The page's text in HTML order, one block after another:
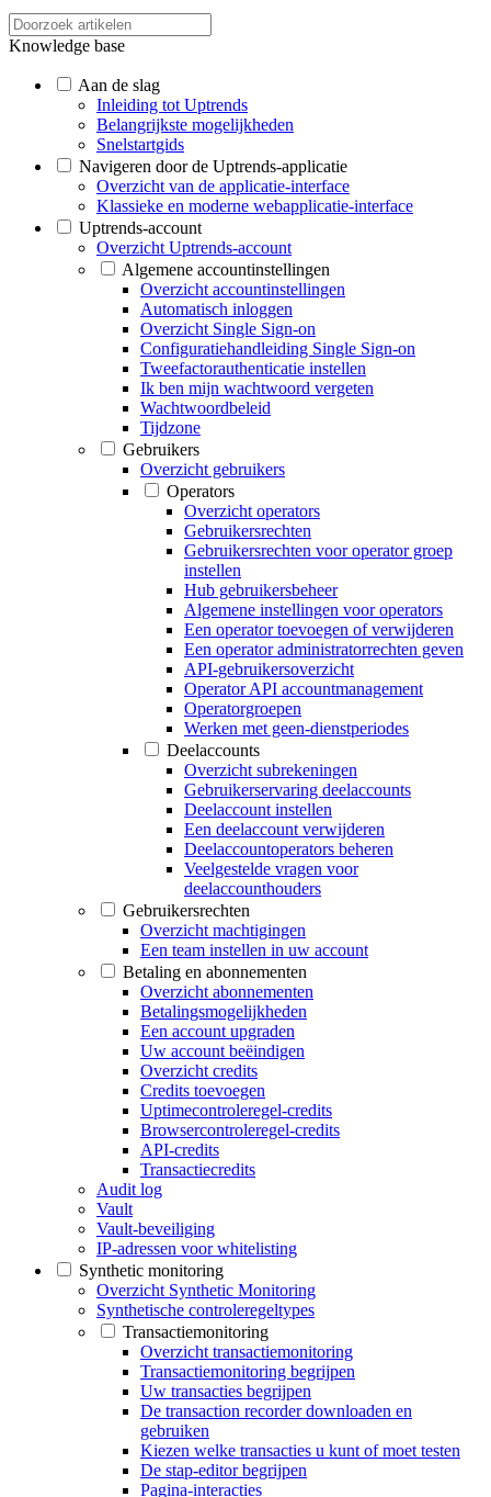
Knowledge base
Aan de slag
Inleiding tot Uptrends
Belangrijkste mogelijkheden
Snelstartgids
Navigeren door de Uptrends-applicatie
Overzicht van de applicatie-interface
Klassieke en moderne webapplicatie-interface
Uptrends-account
Overzicht Uptrends-account
Algemene accountinstellingen
Overzicht accountinstellingen
Automatisch inloggen
Overzicht Single Sign-on
Configuratiehandleiding Single Sign-on
Tweefactorauthenticatie instellen
Ik ben mijn wachtwoord vergeten
Wachtwoordbeleid
Tijdzone
Gebruikers
Overzicht gebruikers
Operators
Overzicht operators
Gebruikersrechten
Gebruikersrechten voor operator groep
instellen
Hub gebruikersbeheer
Algemene instellingen voor operators
Een operator toevoegen of verwijderen
Een operator administratorrechten geven
API-gebruikersoverzicht
Operator API accountmanagement
Operatorgroepen
Werken met geen-dienstperiodes
Deelaccounts
Overzicht subrekeningen
Gebruikerservaring deelaccounts
Deelaccount instellen
Een deelaccount verwijderen
Deelaccountoperators beheren
Veelgestelde vragen voor
deelaccounthouders
Gebruikersrechten
Overzicht machtigingen
Een team instellen in uw account
Betaling en abonnementen
Overzicht abonnementen
Betalingsmogelijkheden
Een account upgraden
Uw account beëindigen
Overzicht credits
Credits toevoegen
Uptimecontroleregel-credits
Browsercontroleregel-credits
API-credits
Transactiecredits
Audit log
Vault
Vault-beveiliging
IP-adressen voor whitelisting
Synthetic monitoring
Overzicht Synthetic Monitoring
Synthetische controleregeltypes
Transactiemonitoring
Overzicht transactiemonitoring
Transactiemonitoring begrijpen
Uw transacties begrijpen
De transaction recorder downloaden en
gebruiken
Kiezen welke transacties u kunt of moet testen
De stap-editor begrijpen
Pagina-interacties